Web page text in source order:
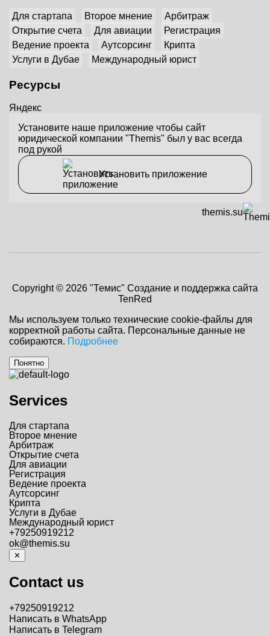
Для стартапа Второе мнение
Арбитраж
Открытие счета
Для авиации
Регистрация
Ведение проекта
Аутсорсинг
Крипта
Услуги в Дубае
Международный юрист
Ресурсы
Яндекс
Установите наше приложение чтобы сайт
юридической компании "Themis" был у вас всегда
под рукой
Установить приложение
themis.su
Copyright © 2026 "Темис" Создание и поддержка сайта
TenRed
Мы используем только технические cookie-файлы для
корректной работы сайта. Персональные данные не
собираются. Подробнее
Понятно
Services
Для стартапа
Второе мнение
Арбитраж
Открытие счета
Для авиации
Регистрация
Ведение проекта
Аутсорсинг
Крипта
Услуги в Дубае
Международный юрист
+79250919212
ok@themis.su
✕
Contact us
+79250919212
Написать в WhatsApp
Написать в Telegram